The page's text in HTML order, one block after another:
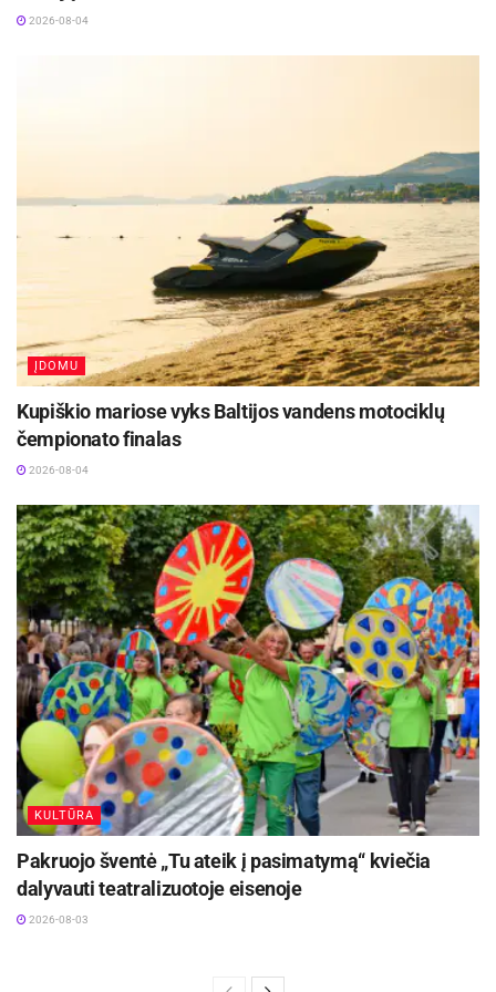
2026-08-04
ĮDOMU
Kupiškio mariose vyks Baltijos vandens motociklų
čempionato finalas
2026-08-04
KULTŪRA
Pakruojo šventė „Tu ateik į pasimatymą“ kviečia
dalyvauti teatralizuotoje eisenoje
2026-08-03